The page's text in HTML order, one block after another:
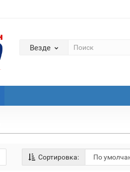
Везде
Сортировка: